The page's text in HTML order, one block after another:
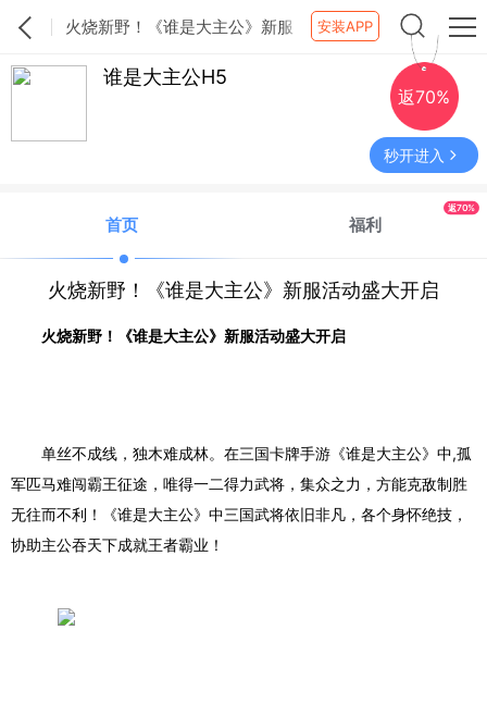
火烧新野！《谁是大主公》新服
活动盛大开启
安装APP
谁是大主公H5
返70%
秒开进入
首页 福利
返70%
火烧新野！《谁是大主公》新服活动盛大开启
火烧新野！《谁是大主公》新服活动盛大开启
单丝不成线，独木难成林。在三国卡牌手游 《谁是大主公》中,孤
军匹马难闯霸王征途， 唯得一二得力武将 ，集众之力，方能克敌制胜
无往而不利！
《谁是大主公》中三国武将依旧非凡，各个身怀绝技，
协助主公吞天下成就王者霸业！